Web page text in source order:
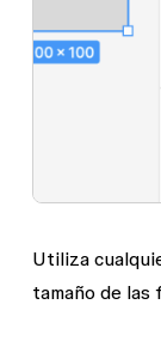
Utiliza
tamaño de las